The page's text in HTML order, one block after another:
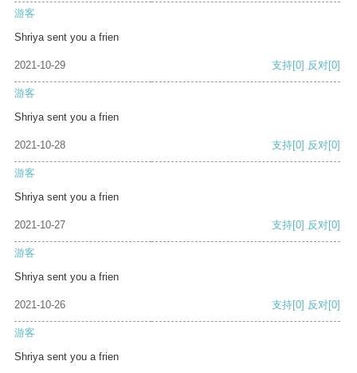
游客
Shriya sent you a frien
2021-10-29 支持[0] 反对[0]
游客
Shriya sent you a frien
2021-10-28 支持[0] 反对[0]
游客
Shriya sent you a frien
2021-10-27 支持[0] 反对[0]
游客
Shriya sent you a frien
2021-10-26 支持[0] 反对[0]
游客
Shriya sent you a frien